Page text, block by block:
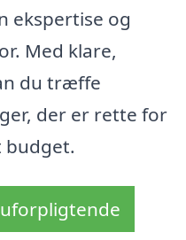
ekspertise og
Med klare,
du træffe
der er rette for
budget.